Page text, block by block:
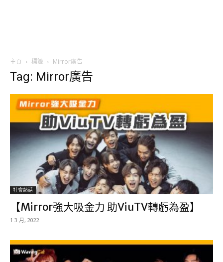
主頁 標籤 Mirror廣告
Tag: Mirror廣告
社會熱話
【Mirror強大吸金力 助ViuTV轉虧為盈】
1 3 月, 2022